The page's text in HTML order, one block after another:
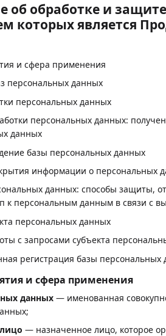
об обработке и
которых является
и сфера применения
персональных данных
персональных данных
персональных данных:
данных
базы персональных данных
информации о персональных
данных: способы защиты,
к персональным данным в связи с
персональных данных
с запросами субъекта
регистрация базы персональных
и сфера применения
данных — именованная
— назначенное лицо, которое